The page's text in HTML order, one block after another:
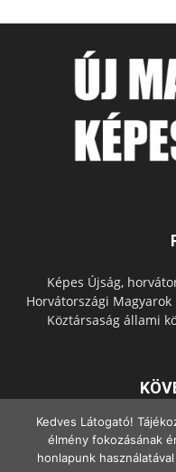
Képes Újság,
Horvátországi
Köztársaság állami
Kedves Látogató!
élmény fokozásának
honlapunk